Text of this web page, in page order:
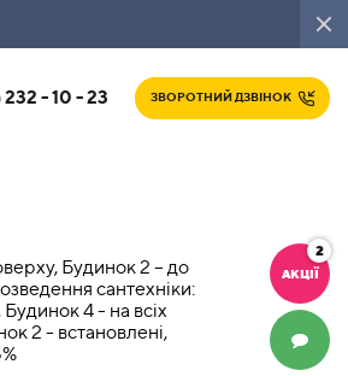
- 10 - 23 ЗВОРОТНИЙ ДЗВІНОК
АКЦІЇ
2
ЧАТ
Будинок 2 – до
сантехніки:
4 - на всіх
2 - встановлені,